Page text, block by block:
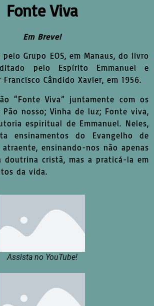
Fonte Viva
Em Breve!
Grupo EOS, em Manaus, do livro
pelo Espírito Emmanuel e
Cândido Xavier, em 1956.
“Fonte Viva” juntamente com os
nosso; Vinha de luz; Fonte viva,
espiritual de Emmanuel. Neles,
ensinamentos do Evangelho de
ensinando-nos não apenas
doutrina cristã, mas a praticá-la em
da vida.
Assista no YouTube!